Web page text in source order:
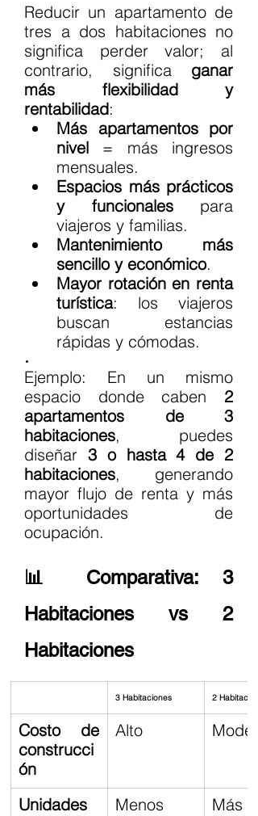
Reducir un apartamento de
tres a dos habitaciones no
significa perder valor; al
contrario, significa ganar
más flexibilidad y
rentabilidad:
Más apartamentos por
nivel = más ingresos
mensuales.
Espacios más prácticos
y funcionales para
viajeros y familias.
Mantenimiento más
sencillo y económico.
Mayor rotación en renta
turística: los viajeros
buscan estancias
rápidas y cómodas.
Ejemplo: En un mismo
espacio donde caben 2
apartamentos de 3
habitaciones, puedes
diseñar 3 o hasta 4 de 2
habitaciones, generando
mayor flujo de renta y más
oportunidades de
ocupación.
📊 Comparativa: 3
Habitaciones vs 2
Habitaciones
3 Habitaciones 2
Costo de
construcci
ón
Alto
Unidades
Menos Más